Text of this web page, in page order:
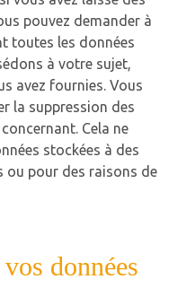
pouvez demander à
toutes les données
à votre sujet,
avez fournies. Vous
la suppression des
Cela ne
stockées à des
ou pour des raisons de
données